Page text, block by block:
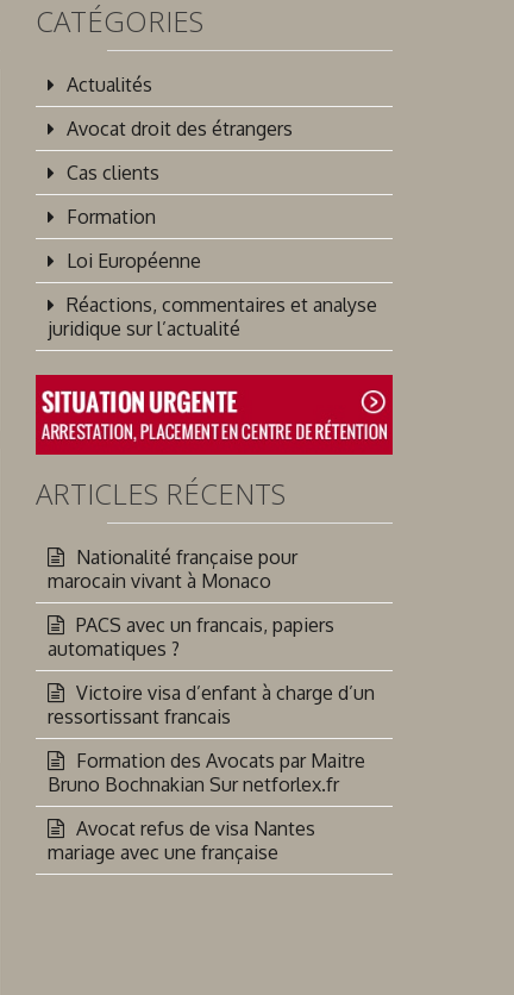
CATÉGORIES
Actualités
Avocat droit des étrangers
Cas clients
Formation
Loi Européenne
Réactions, commentaires et analyse
juridique sur l’actualité
ARTICLES RÉCENTS
Nationalité française pour
marocain vivant à Monaco
PACS avec un francais, papiers
automatiques ?
Victoire visa d’enfant à charge d’un
ressortissant francais
Formation des Avocats par Maitre
Bruno Bochnakian Sur netforlex.fr
Avocat refus de visa Nantes
mariage avec une française